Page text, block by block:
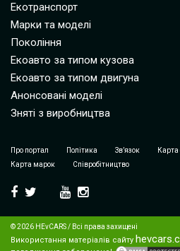
Екотранспорт
Марки та моделі
Покоління
Екоавто за типом кузова
Екоавто за типом двигуна
Анонсовані моделі
Зняті з виробництва
Про портал Політика Зв’язок Карта
Карта марок
Співробітництво
© 2026 HEvCARS / Всі права захищені
Використання матеріалів сайту